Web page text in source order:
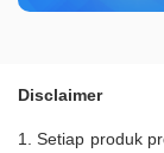
Disclaimer
1. Setiap produk